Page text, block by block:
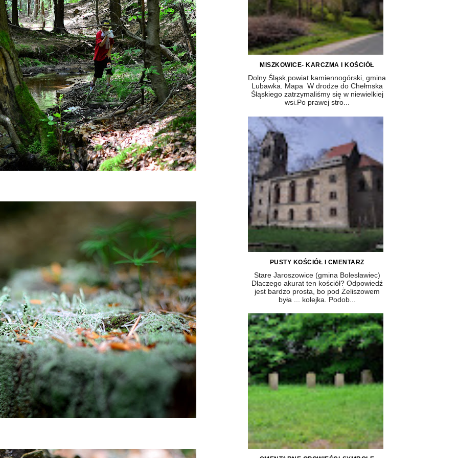
MISZKOWICE- KARCZMA I KOŚCIÓŁ
Dolny Śląsk,powiat kamiennogórski, gmina
Lubawka. Mapa W drodze do Chełmska
Śląskiego zatrzymaliśmy się w niewielkiej
wsi.Po prawej stro...
PUSTY KOŚCIÓŁ I CMENTARZ
Stare Jaroszowice (gmina Bolesławiec)
Dlaczego akurat ten kościół? Odpowiedź
jest bardzo prosta, bo pod Żeliszowem
była ... kolejka. Podob...